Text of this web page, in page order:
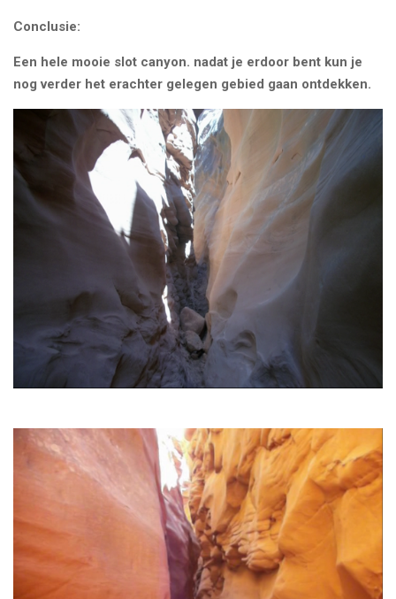
Conclusie:
Een hele mooie slot canyon. nadat je erdoor bent kun je
nog verder het erachter gelegen gebied gaan ontdekken.